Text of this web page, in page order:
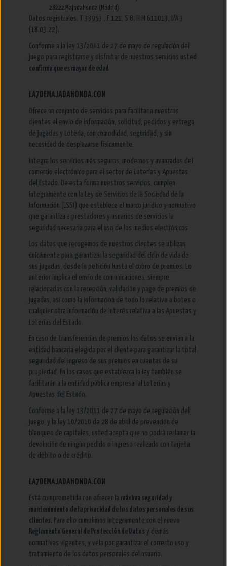
28222 Majadahonda (Madrid)
Datos registrales. T 33953 , F 121, S 8, H M 611013, I/A 3
(18.03.22).
Conforme a la ley 13/2011 de 27 de mayo de regulación del
juego para registrarse y disfrutar de nuestros servicios usted
confirma que es mayor de edad
LA7DEMAJADAHONDA.COM
Ofrece un conjunto de servicios para facilitar a nuestros
clientes el envío de información, solicitud, pedidos y entrega
de jugadas y Lotería, con comodidad, seguridad, y sin
necesidad de desplazarse físicamente.
Integra los servicios más seguros, modernos y avanzados del
comercio electrónico para el sector de Loterías y Apuestas
del Estado. De esta forma nuestros servicios, cumplen
íntegramente con la Ley de Servicios de la Sociedad de la
Información (LSSI) que establece el marco jurídico y normativo
que garantiza a prestadores y usuarios de servicios la
seguridad necesaria para el uso de los medios electrónicos
Los datos que recogemos de nuestros clientes se utilizan
únicamente para garantizar la seguridad del ciclo de vida de
sus jugadas, desde la petición hasta el cobro de premios. Lo
anterior implica el envío de comunicaciones, siempre
relacionadas con la recepción, validación y pago de premios de
jugadas, así como la información de todo lo relativo a botes o
cualquier otra información de interés relativa a las Apuestas y
Loterías del Estado.
En caso de transferencias de premios los datos se envían a la
entidad bancaria elegida por el cliente para garantizar la total
seguridad del ingreso de sus premios en cuentas de su
propiedad. En los casos que establezca la ley también se
facilitarán a la entidad pública empresarial Loterías y
Apuestas del Estado.
Conforme a la ley 13/2011 de 27 de mayo de regulación del
juego, y la ley 10/2010 de 28 de abril de prevención de
blanqueo de capitales, usted acepta que no podrá reclamar la
devolución de ningún pedido o ingreso realizado con tarjeta
de débito o de crédito.
LA7DEMAJADAHONDA.COM
Está comprometida con ofrecer la máxima seguridad y
mantenimiento de la privacidad de los datos personales de sus
clientes. Para ello cumplimos íntegramente con el nuevo
Reglamento General de Protección de Datos y demás
normativas vigentes, y vela por garantizar el correcto uso y
tratamiento de los datos personales del usuario.